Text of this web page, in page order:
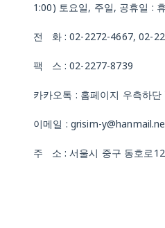
1:00) 토요일, 주일, 공휴일 :
전 화 : 02-2272-4667, 02-
팩 스 : 02-2277-8739
카카오톡 : 홈페이지 우측하단
이메일 : grisim-
주 소 : 서울시 중구 동호로